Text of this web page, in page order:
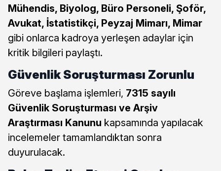
Mühendis, Biyolog, Büro Personeli, Şoför,
Avukat, İstatistikçi, Peyzaj Mimarı, Mimar
gibi onlarca kadroya yerleşen adaylar için
kritik bilgileri paylaştı.
Güvenlik Soruşturması Zorunlu
Göreve başlama işlemleri, 7315 sayılı
Güvenlik Soruşturması ve Arşiv
Araştırması Kanunu kapsamında yapılacak
incelemeler tamamlandıktan sonra
duyurulacak.